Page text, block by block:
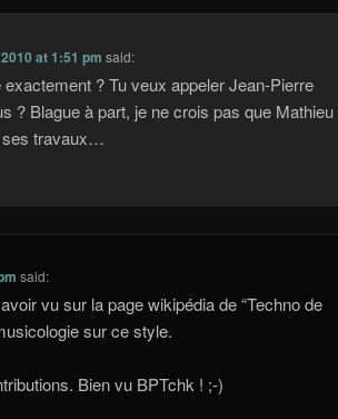
at 1:51 pm said:
? Tu veux appeler Jean-Pierre
? Blague à part, je ne crois pas que Mathieu
ses travaux…
said:
vu sur la page wikipédia de “Techno de
sur ce style.
Bien vu BPTchk ! ;-)